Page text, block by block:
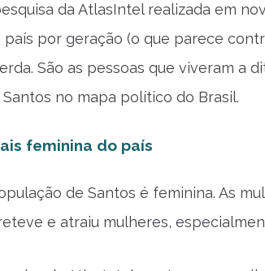
da AtlasIntel realizada em
por geração (o que parece
São as pessoas que viveram a
no mapa político do Brasil.
feminina do país
de Santos é feminina. As
e atraiu mulheres,